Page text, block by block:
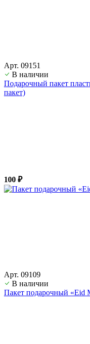
Арт. 09151
В наличии
Подарочный пакет
пакет)
100 ₽
Арт. 09109
В наличии
Пакет подарочный «Eid